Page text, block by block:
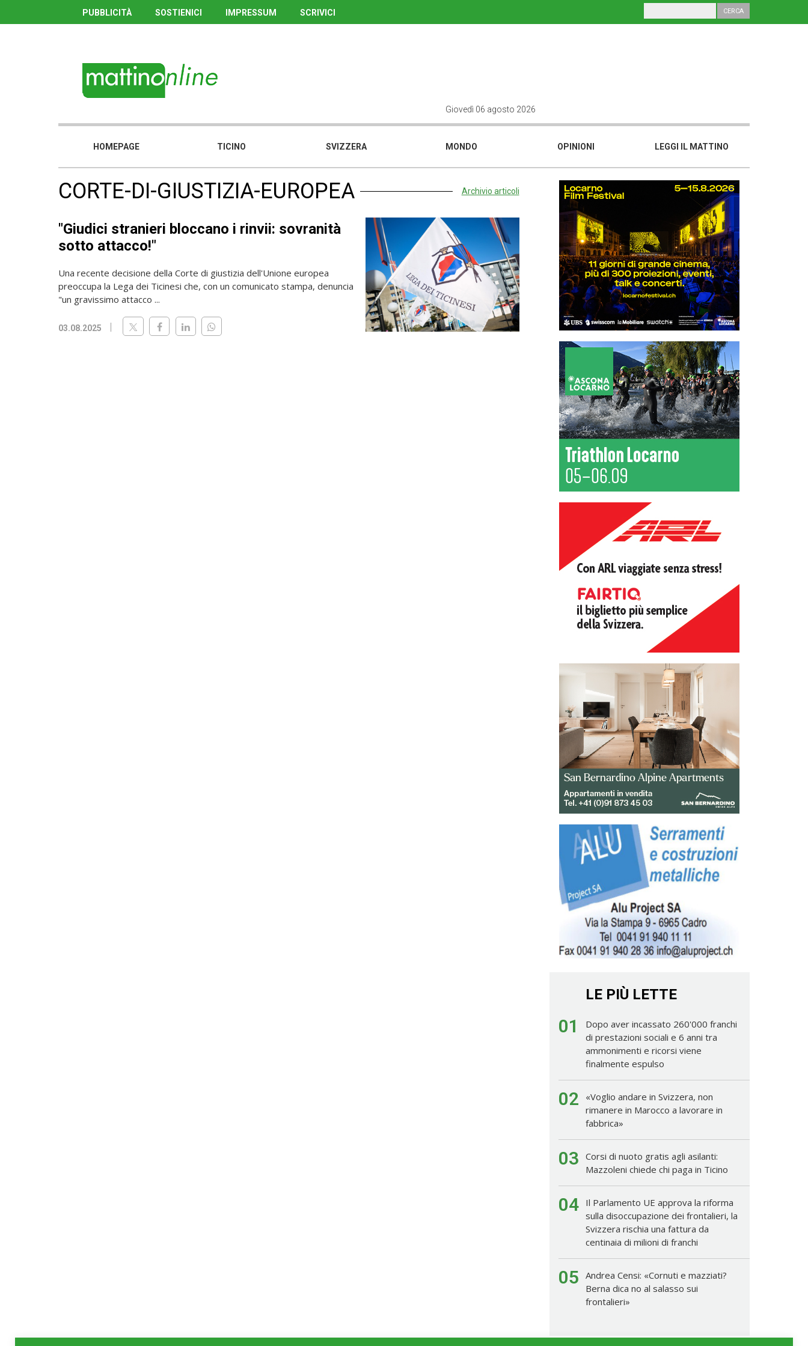
PUBBLICITÀ SOSTIENICI IMPRESSUM SCRIVICI
Giovedì 06 agosto 2026
HOMEPAGE TICINO SVIZZERA MONDO OPINIONI LEGGI IL MATTINO
CORTE-DI-GIUSTIZIA-EUROPEA Archivio articoli
"Giudici stranieri bloccano i rinvii: sovranità
sotto attacco!"
Una recente decisione della Corte di giustizia dell'Unione europea
preoccupa la Lega dei Ticinesi che, con un comunicato stampa, denuncia
"un gravissimo attacco ...
03.08.2025
LE PIÙ LETTE
01
Dopo aver incassato 260'000 franchi
di prestazioni sociali e 6 anni tra
ammonimenti e ricorsi viene
finalmente espulso
02
«Voglio andare in Svizzera, non
rimanere in Marocco a lavorare in
fabbrica»
03 Corsi di nuoto gratis agli asilanti:
Mazzoleni chiede chi paga in Ticino
04
Il Parlamento UE approva la riforma
sulla disoccupazione dei frontalieri, la
Svizzera rischia una fattura da
centinaia di milioni di franchi
05 Andrea Censi: «Cornuti e mazziati?
Berna dica no al salasso sui
frontalieri»